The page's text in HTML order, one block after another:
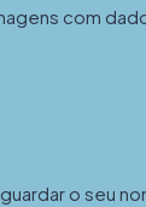
com
o seu